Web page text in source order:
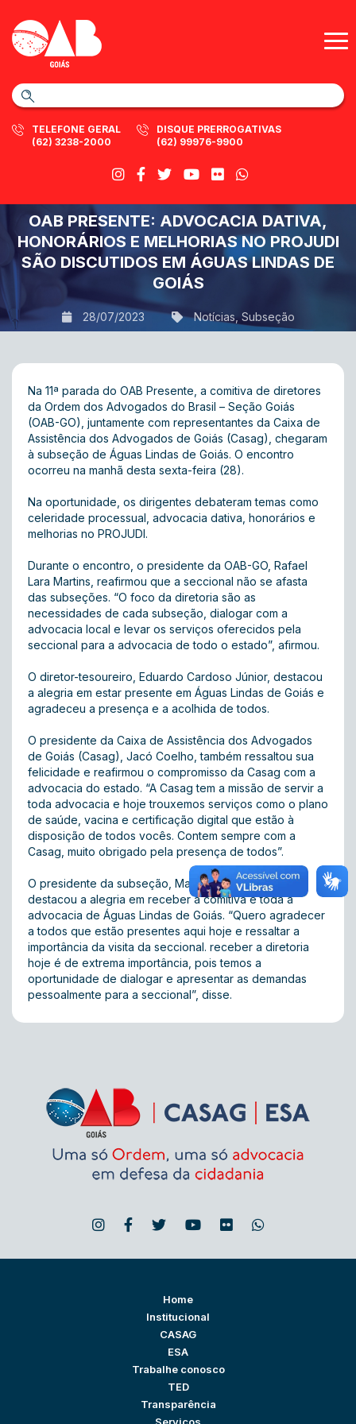
TELEFONE GERAL
(62) 3238-2000
DISQUE PRERROGATIVAS
(62) 99976-9900
OAB PRESENTE: ADVOCACIA DATIVA,
HONORÁRIOS E MELHORIAS NO PROJUDI
SÃO DISCUTIDOS EM ÁGUAS LINDAS DE
GOIÁS
28/07/2023 Notícias Subseção
Na 11ª parada do OAB Presente, a comitiva de diretores
da Ordem dos Advogados do Brasil – Seção Goiás
(OAB-GO), juntamente com representantes da Caixa de
Assistência dos Advogados de Goiás (Casag), chegaram
à subseção de Águas Lindas de Goiás. O encontro
ocorreu na manhã desta sexta-feira (28).
Na oportunidade, os dirigentes debateram temas como
celeridade processual, advocacia dativa, honorários e
melhorias no PROJUDI.
Durante o encontro, o presidente da OAB-GO, Rafael
Lara Martins, reafirmou que a seccional não se afasta
das subseções. “O foco da diretoria são as
necessidades de cada subseção, dialogar com a
advocacia local e levar os serviços oferecidos pela
seccional para a advocacia de todo o estado”, afirmou.
O diretor-tesoureiro, Eduardo Cardoso Júnior, destacou
a alegria em estar presente em Águas Lindas de Goiás e
agradeceu a presença e a acolhida de todos.
O presidente da Caixa de Assistência dos Advogados
de Goiás (Casag), Jacó Coelho, também ressaltou sua
felicidade e reafirmou o compromisso da Casag com a
advocacia do estado. “A Casag tem a missão de servir a
toda advocacia e hoje trouxemos serviços como o plano
de saúde, vacina e certificação digital que estão à
disposição de todos vocês. Contem sempre com a
Casag, muito obrigado pela presença de todos”.
O presidente da subseção, Manoel da Cruz da Silva,
destacou a alegria em receber a comitiva e toda a
advocacia de Águas Lindas de Goiás. “Quero agradecer
a todos que estão presentes aqui hoje e ressaltar a
importância da visita da seccional. receber a diretoria
hoje é de extrema importância, pois temos a
oportunidade de dialogar e apresentar as demandas
pessoalmente para a seccional”, disse.
Home
Institucional
CASAG
ESA
Trabalhe conosco
TED
Transparência